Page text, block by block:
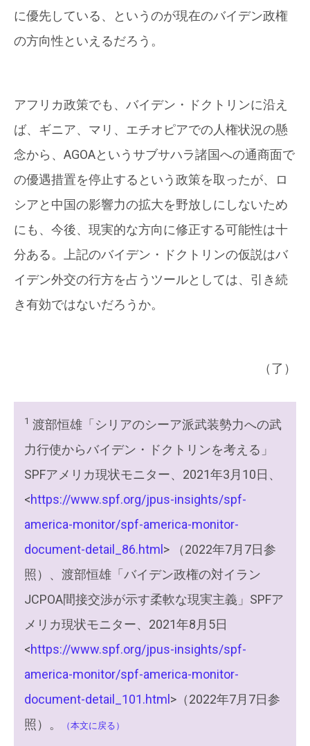
に優先している、というのが現在のバイデン政権
の方向性といえるだろう。
アフリカ政策でも、バイデン・ドクトリンに沿え
ば、ギニア、マリ、エチオピアでの人権状況の懸
念から、AGOAというサブサハラ諸国への通商面で
の優遇措置を停止するという政策を取ったが、ロ
シアと中国の影響力の拡大を野放しにしないため
にも、今後、現実的な方向に修正する可能性は十
分ある。上記のバイデン・ドクトリンの仮説はバ
イデン外交の行方を占うツールとしては、引き続
き有効ではないだろうか。
（了）
1 渡部恒雄「シリアのシーア派武装勢力への武
力行使からバイデン・ドクトリンを考える」
SPFアメリカ現状モニター、2021年3月10日、
<https://www.spf.org/jpus-insights/spf-
america-monitor/spf-america-monitor-
document-detail_86.html > （2022年7月7日参
照）、渡部恒雄「バイデン政権の対イラン
JCPOA間接交渉が示す柔軟な現実主義」SPFア
メリカ現状モニター、2021年8月5日
<https://www.spf.org/jpus-insights/spf-
america-monitor/spf-america-monitor-
document-detail_101.html >（2022年7月7日参
照）。
（本文に戻る）